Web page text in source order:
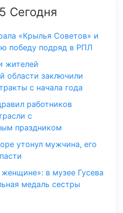
Сегодня
«Крылья Советов» и
победу подряд в РПЛ
жителей
области заключили
с начала года
работников
с
праздником
утонул мужчина, его
в музее Гусева
медаль сестры